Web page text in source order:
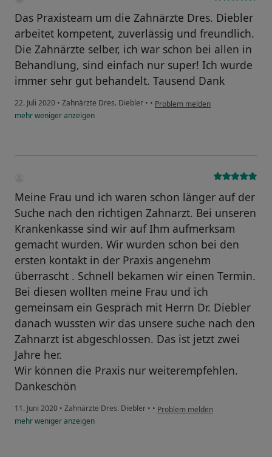
Das Praxisteam um die Zahnärzte Dres. Diebler
arbeitet kompetent, zuverlässig und freundlich.
Die Zahnärzte selber, ich war schon bei allen in
Behandlung, sind einfach nur super! Ich wurde
immer sehr gut behandelt. Tausend Dank
22. Juli 2020 • Zahnärzte Dres. Diebler • • Problem melden
mehrwenigeranzeigen
Meine Frau und ich waren schon länger auf der
Suche nach den richtigen Zahnarzt. Bei unseren
Krankenkasse sind wir auf Ihm aufmerksam
gemacht wurden. Wir wurden schon bei den
ersten kontakt in der Praxis angenehm
überrascht . Schnell bekamen wir einen Termin.
Bei diesen wollten meine Frau und ich
gemeinsam ein Gespräch mit Herrn Dr. Diebler
danach wussten wir das unsere suche nach den
Zahnarzt ist abgeschlossen. Das ist jetzt zwei
Jahre her.
Wir können die Praxis nur weiterempfehlen.
Dankeschön
11. Juni 2020 • Zahnärzte Dres. Diebler • • Problem melden
mehrwenigeranzeigen